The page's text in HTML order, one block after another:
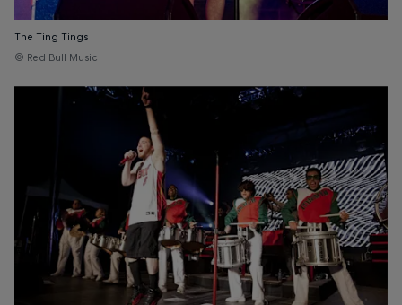
The Ting Tings
© Red Bull Music